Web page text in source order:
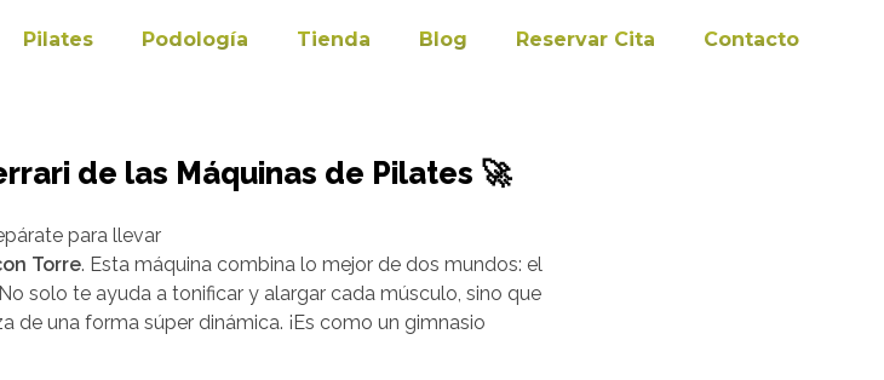
Pilates Podología Tienda Blog Reservar Cita Contacto
de las Máquinas de Pilates 🚀
para llevar
Torre. Esta máquina combina lo mejor de dos mundos: el
solo te ayuda a tonificar y alargar cada músculo, sino que
de una forma súper dinámica. ¡Es como un gimnasio